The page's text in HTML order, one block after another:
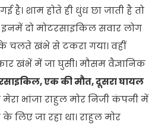
है। शाम होते ही धुंध छा जाती है तो
दो मोटरसाइकिल सवार लोग
चलते खंभे से टकरा गया। वहीं
खंभें में जा घुसी। मौसम वैज्ञानिक
एक की मौत, दूसरा घायल
भांजा राहुल मोर निजी कंपनी में
लिए जा रहा था। राहुल मोर